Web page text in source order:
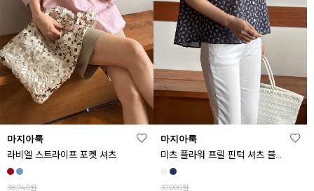
마지아룩
라비엘 스트라이프 포켓 셔츠
38,740원
마지아룩
미츠 플라워 프릴 핀턱 셔츠 블라우스
37,000원